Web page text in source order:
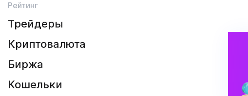
Рейтинг
Трейдеры
Криптовалюта
Биржа
Кошельки